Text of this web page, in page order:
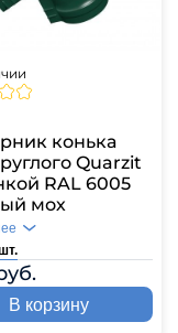
конька
Quarzit
RAL 6005
мох
В корзину